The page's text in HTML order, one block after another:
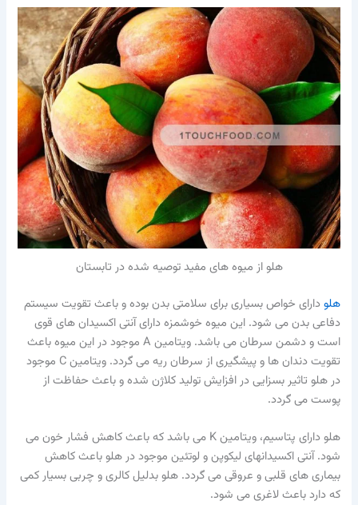
هلو از میوه های مفید توصیه شده در تابستان
هلودارای خواص بسیاری برای سلامتی بدن بوده و باعث تقویت سیستم
دفاعی بدن می شود. این میوه خوشمزه دارای آنتی اکسیدان های قوی
است و دشمن سرطان می باشد. ویتامین A موجود در این میوه باعث
تقویت دندان ها و پیشگیری از سرطان ریه می گردد. ویتامین C موجود
در هلو تاثیر بسزایی در افزایش تولید کلاژن شده و باعث حفاظت از
پوست می گردد.
هلو دارای پتاسیم، ویتامین K می باشد که باعث کاهش فشار خون می
شود. آنتی اکسیدانهای لیکوپن و لوتئین موجود در هلو باعث کاهش
بیماری های قلبی و عروقی می گردد. هلو بدلیل کالری و چربی بسیار کمی
که دارد باعث لاغری می شود.